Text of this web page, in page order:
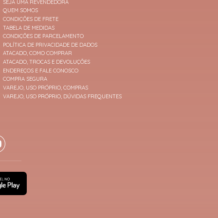
SEJA UMA REVENDEDORA
QUEM SOMOS
CONDIÇÕES DE FRETE
TABELA DE MEDIDAS
CONDIÇÕES DE PARCELAMENTO
POLÍTICA DE PRIVACIDADE DE DADOS
ATACADO, COMO COMPRAR
ATACADO, TROCAS E DEVOLUÇÕES
ENDEREÇOS E FALE CONOSCO
COMPRA SEGURA
VAREJO, USO PRÓPRIO, COMPRAS
VAREJO, USO PRÓPRIO, DÚVIDAS FREQUENTES